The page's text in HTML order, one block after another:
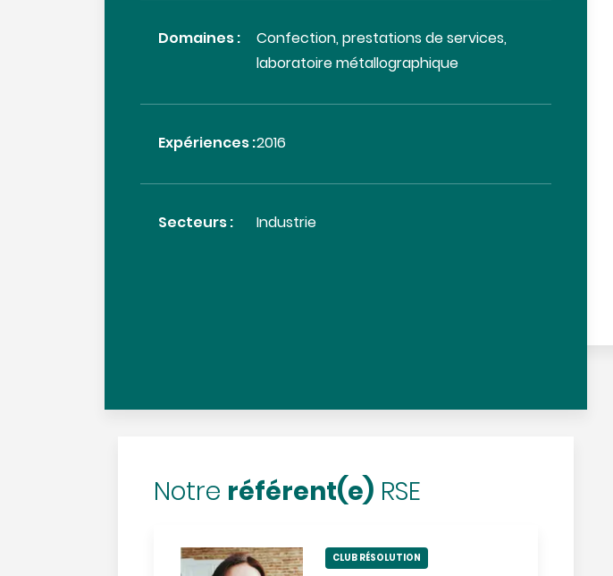
Domaines :
Confection, prestations de services,
laboratoire métallographique
Expériences :2016
Secteurs : Industrie
Notre référent(e) RSE
CLUB RÉSOLUTION